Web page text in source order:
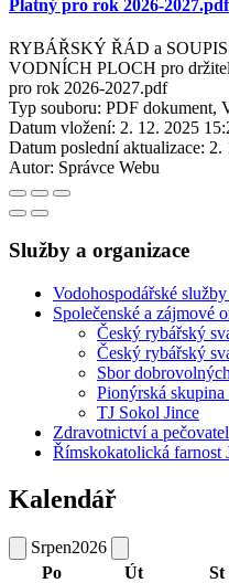
Platný pro rok 2026-2027.pdf
RYBÁŘSKÝ ŘÁD a
VODNÍCH PLOCH pro
pro rok 2026-2027.pdf
Typ souboru: PDF dokument,
Datum vložení: 2. 12. 2025
Datum poslední aktualizace: 2.
Autor: Správce Webu
Služby a organizace
Vodohospodářské
Společenské a zájmové
Český rybářský
Český rybářský
Sbor
Pionýrská skupina
TJ Sokol Jince
Zdravotnictví a
Římskokatolická farnost
Kalendář
Srpen2026
Po
Út St